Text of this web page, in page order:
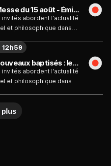
En quête d'esprit - Messe du 15 août - Émission du samedi 15 août
invités abordent l'actualité
et philosophique dans
En quête d'esprit - Nouveaux baptisés : le réveil inattendu de l'Église - Émission du dimanche 16 août
invités abordent l'actualité
et philosophique dans
12h59
plus